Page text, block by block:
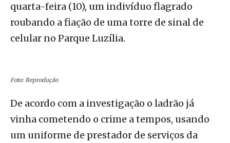
quarta-feira (10), um indivíduo flagrado
roubando a fiação de uma torre de sinal de
celular no Parque Luzília.
Foto: Reprodução
De acordo com a investigação o ladrão já
vinha cometendo o crime a tempos, usando
um uniforme de prestador de serviços da